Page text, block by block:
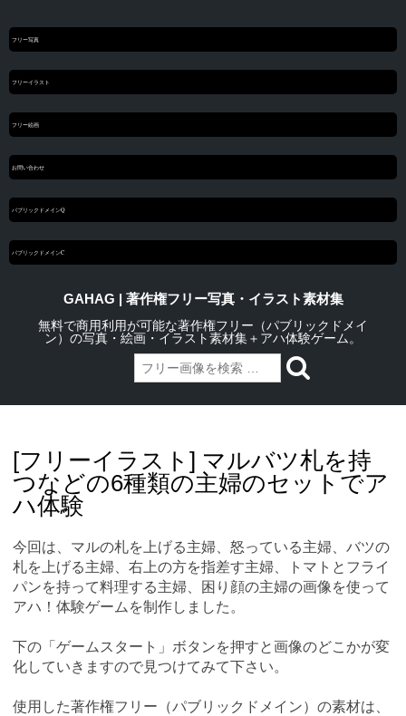
フリー写真
フリーイラスト
フリー絵画
お問い合わせ
パブリックドメインQ
パブリックドメインC
GAHAG | 著作権フリー写真・イラスト素材集
無料で商用利用が可能な著作権フリー（パブリックドメイ
ン）の写真・絵画・イラスト素材集＋アハ体験ゲーム。
content[フリーイラスト] マルバツ札を持
つなどの6種類の主婦のセットでア
ハ体験
今回は、マルの札を上げる主婦、怒っている主婦、バツの
札を上げる主婦、右上の方を指差す主婦、トマトとフライ
パンを持って料理する主婦、困り顔の主婦の画像を使って
アハ！体験ゲームを制作しました。
下の「ゲームスタート」ボタンを押すと画像のどこかが変
化していきますので見つけてみて下さい。
使用した著作権フリー（パブリックドメイン）の素材は、